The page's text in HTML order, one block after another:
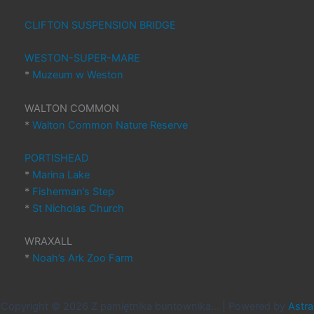
CLIFTON SUSPENSION BRIDGE
WESTON-SUPER-MARE
* Muzeum w Weston
WALTON COMMON
* Walton Common Nature Reserve
PORTISHEAD
* Marina Lake
* Fisherman’s Step
* St Nicholas Church
WRAXALL
* Noah’s Ark Zoo Farm
Copyright © 2026 Z pamiętnika buntownika... | Powered by Astra